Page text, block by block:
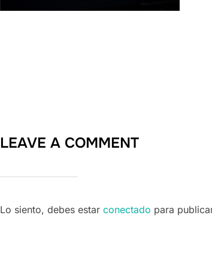
LEAVE A COMMENT
Lo siento, debes estar conectado para